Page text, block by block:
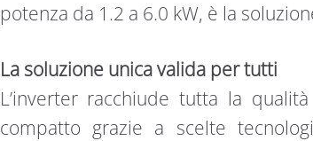
potenza da 1.2 a 6.0 kW, è la
La soluzione unica valida per tutti
L’inverter racchiude tutta la
compatto grazie a scelte